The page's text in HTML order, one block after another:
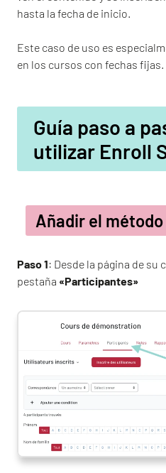
hasta la fecha de inicio.
Este caso de uso es
en los cursos con fechas fijas.
Guía paso a
utilizar Enroll
Añadir el
Paso 1: Desde la página de su
pestaña «Participantes»